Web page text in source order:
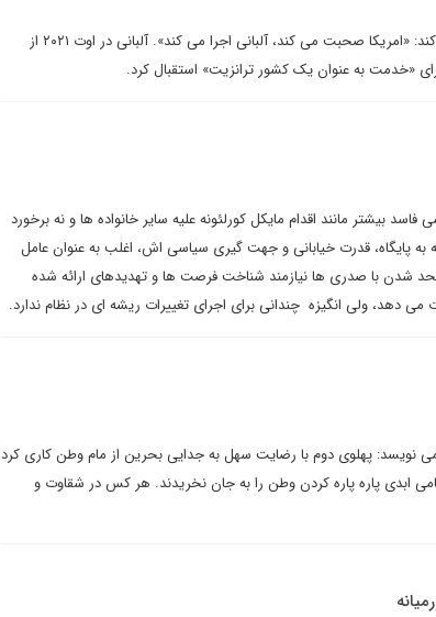
یک کارشناس که خواست ناشناس بماند، خلاصه می کند: «امریکا صحبت می کند، آلبانی اجرا می کند». آلبانی در اوت ۲۰۲۱ از
«خدمت به عنوان یک کشور ترانزیت» استقبال کرد.
بیشتر مانند اقدام مایکل کورلئونه علیه سایر خانواده ها و نه برخورد
پایگاه، قدرت خیابانی و جهت گیری سیاسی اش، اغلب به عنوان عامل
شدن با صدری ها نیازمند شناخت فرصت ها و تهدیدهای ارائه شده
ولی انگیزه چندانی برای اجرای تغییرات ریشه ای در نظام ندارد.
می نویسد: پهلوی دوم با رضایت سهل به جدایی بحرین از مام وطن کاری کرد
ابدی پاره پاره کردن وطن را به جان نخریدند. هر کس در شقاوت و